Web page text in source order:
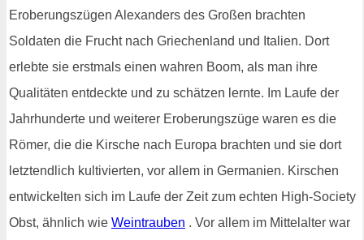
Eroberungszügen Alexanders des Großen brachten
Soldaten die Frucht nach Griechenland und Italien. Dort
erlebte sie erstmals einen wahren Boom, als man ihre
Qualitäten entdeckte und zu schätzen lernte. Im Laufe der
Jahrhunderte und weiterer Eroberungszüge waren es die
Römer, die die Kirsche nach Europa brachten und sie dort
letztendlich kultivierten, vor allem in Germanien. Kirschen
entwickelten sich im Laufe der Zeit zum echten High-Society
Obst, ähnlich wie Weintrauben . Vor allem im Mittelalter war